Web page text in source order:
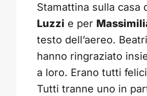
Stamattina sulla casa
Luzzi e per
testo dell’aereo.
hanno ringraziato
a loro. Erano tutti
Tutti tranne uno in